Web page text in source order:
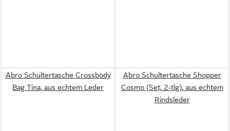
Abro Schultertasche Crossbody
Bag Tina, aus echtem Leder
Abro Schultertasche Shopper
Cosmo (Set, 2-tlg), aus echtem
Rindsleder